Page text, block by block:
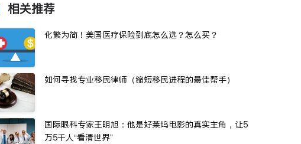
相关推荐
化繁为简！美国医疗保险到底怎么选？怎么买？
如何寻找专业移民律师（缩短移民进程的最佳帮手）
国际眼科专家王明旭：他是好莱坞电影的真实主角，让5
万5千人“看清世界”